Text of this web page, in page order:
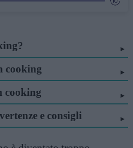
cooking
cooking
e consigli